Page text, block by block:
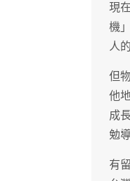
現
機
人
但
他
成
勉
有